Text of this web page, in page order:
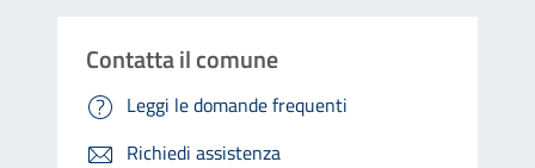
Contatta il comune
Leggi le domande frequenti
Richiedi assistenza